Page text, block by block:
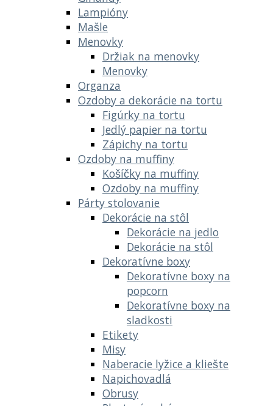
Lampióny
Mašle
Menovky
Držiak na menovky
Menovky
Organza
Ozdoby a dekorácie na tortu
Figúrky na tortu
Jedlý papier na tortu
Zápichy na tortu
Ozdoby na muffiny
Košíčky na muffiny
Ozdoby na muffiny
Párty stolovanie
Dekorácie na stôl
Dekorácie na jedlo
Dekorácie na stôl
Dekoratívne boxy
Dekoratívne boxy na
popcorn
Dekoratívne boxy na
sladkosti
Etikety
Misy
Naberacie lyžice a kliešte
Napichovadlá
Obrusy